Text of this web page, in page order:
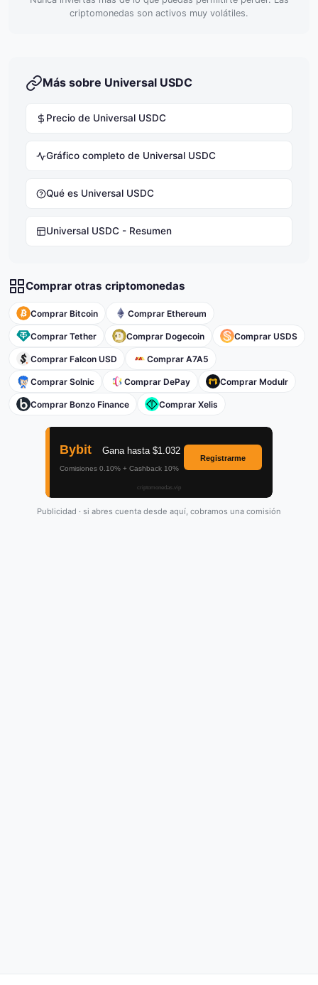
criptomonedas son activos muy volátiles.
Más sobre Universal USDC
Precio de Universal USDC
Gráfico completo de Universal USDC
Qué es Universal USDC
Universal USDC - Resumen
Comprar otras criptomonedas
Comprar Bitcoin Comprar Ethereum
Comprar Tether Comprar Dogecoin Comprar USDS
Comprar Falcon USD Comprar A7A5
Comprar Solnic Comprar DePay Comprar Modulr
Comprar Bonzo Finance Comprar Xelis
Publicidad · si abres cuenta desde aquí, cobramos una comisión